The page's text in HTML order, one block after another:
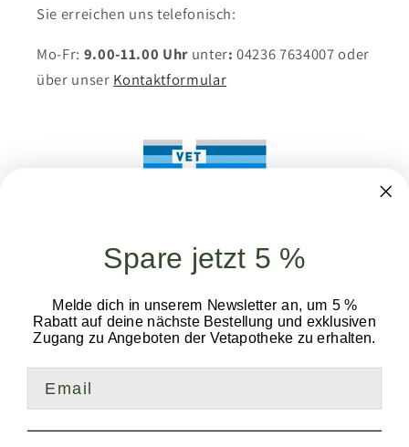
Sie erreichen uns telefonisch:
Mo-Fr: 9.00-11.00 Uhr unter:04236 7634007 oder
über unser Kontaktformular
Partner
finden Sie hochwertige Medikamente für Hunde
und Katzen zum Schutz vor Parasiten wie Zecken
und Flöhe.
Spare jetzt 5 %
Melde dich in unserem Newsletter an, um 5 %
Rabatt auf deine nächste Bestellung und exklusiven
Zugang zu Angeboten der Vetapotheke zu erhalten.